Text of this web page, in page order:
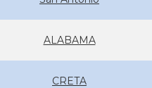
ALABAMA
CRETA